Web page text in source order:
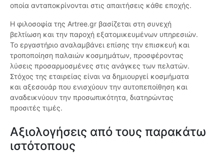
οποία ανταποκρίνονται στις απαιτήσεις κάθε εποχής.
Η φιλοσοφία της Artree.gr βασίζεται στη συνεχή
βελτίωση και την παροχή εξατομικευμένων υπηρεσιών.
Το εργαστήριο αναλαμβάνει επίσης την επισκευή και
τροποποίηση παλαιών κοσμημάτων, προσφέροντας
λύσεις προσαρμοσμένες στις ανάγκες των πελατών.
Στόχος της εταιρείας είναι να δημιουργεί κοσμήματα
και αξεσουάρ που ενισχύουν την αυτοπεποίθηση και
αναδεικνύουν την προσωπικότητα, διατηρώντας
προσιτές τιμές.
Αξιολογήσεις από τους παρακάτω
ιστότοπους